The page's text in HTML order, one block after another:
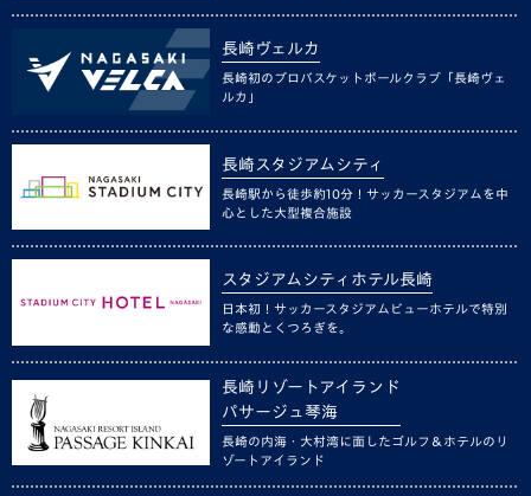
長崎ヴェルカ
長崎初のプロバスケットボールクラブ「長崎ヴェ
ルカ」
長崎スタジアムシティ
長崎駅から徒歩約10分！サッカースタジアムを中
心とした大型複合施設
スタジアムシティホテル長崎
日本初！サッカースタジアムビューホテルで特別
な感動とくつろぎを。
長崎リゾートアイランド
パサージュ琴海
長崎の内海・大村湾に面したゴルフ＆ホテルのリ
ゾートアイランド